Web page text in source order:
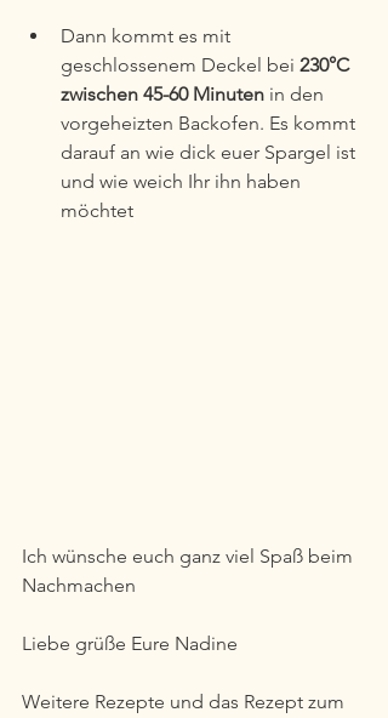
Dann kommt es mit
geschlossenem Deckel bei 230°C
zwischen 45-60 Minuten in den
vorgeheizten Backofen. Es kommt
darauf an wie dick euer Spargel ist
und wie weich Ihr ihn haben
möchtet
Ich wünsche euch ganz viel Spaß beim
Nachmachen
Liebe grüße Eure Nadine
Weitere Rezepte und das Rezept zum